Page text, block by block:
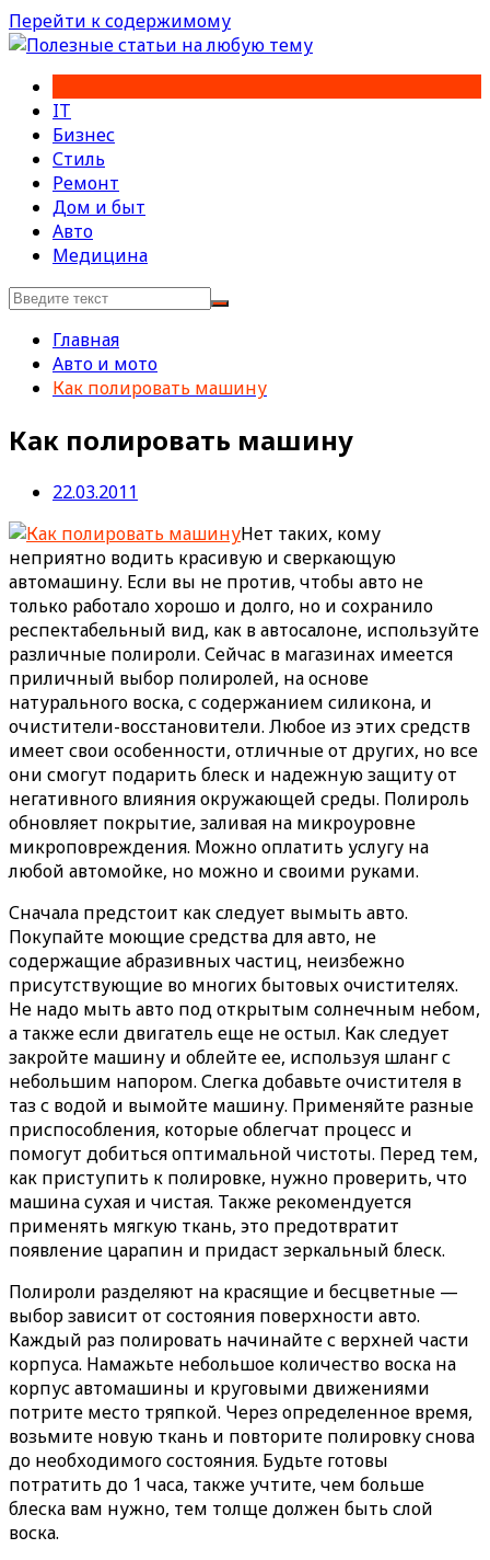
Перейти к содержимому
IT
Бизнес
Стиль
Ремонт
Дом и быт
Авто
Медицина
Главная
Авто и мото
Как полировать машину
Как полировать машину
22.03.2011
Нет таких, кому
неприятно водить красивую и сверкающую
автомашину. Если вы не против, чтобы авто не
только работало хорошо и долго, но и сохранило
респектабельный вид, как в автосалоне, используйте
различные полироли. Сейчас в магазинах имеется
приличный выбор полиролей, на основе
натурального воска, с содержанием силикона, и
очистители-восстановители. Любое из этих средств
имеет свои особенности, отличные от других, но все
они смогут подарить блеск и надежную защиту от
негативного влияния окружающей среды. Полироль
обновляет покрытие, заливая на микроуровне
микроповреждения. Можно оплатить услугу на
любой автомойке, но можно и своими руками.
Сначала предстоит как следует вымыть авто.
Покупайте моющие средства для авто, не
содержащие абразивных частиц, неизбежно
присутствующие во многих бытовых очистителях.
Не надо мыть авто под открытым солнечным небом,
а также если двигатель еще не остыл. Как следует
закройте машину и облейте ее, используя шланг с
небольшим напором. Слегка добавьте очистителя в
таз с водой и вымойте машину. Применяйте разные
приспособления, которые облегчат процесс и
помогут добиться оптимальной чистоты. Перед тем,
как приступить к полировке, нужно проверить, что
машина сухая и чистая. Также рекомендуется
применять мягкую ткань, это предотвратит
появление царапин и придаст зеркальный блеск.
Полироли разделяют на красящие и бесцветные —
выбор зависит от состояния поверхности авто.
Каждый раз полировать начинайте с верхней части
корпуса. Намажьте небольшое количество воска на
корпус автомашины и круговыми движениями
потрите место тряпкой. Через определенное время,
возьмите новую ткань и повторите полировку снова
до необходимого состояния. Будьте готовы
потратить до 1 часа, также учтите, чем больше
блеска вам нужно, тем толще должен быть слой
воска.